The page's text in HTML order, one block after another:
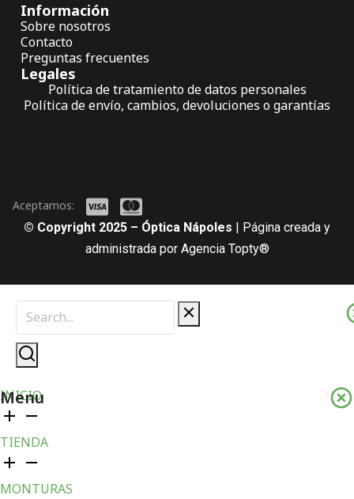
Información
Sobre nosotros
Contacto
Preguntas frecuentes
Legales
Política de tratamiento de datos personales
Política de envío, cambios, devoluciones o garantías
© Copyright 2025 – Óptica Nápoles | Página creada y
administrada por Agencia Topty®
Aceptamos:
Menu
INICIO
TIENDA
MONTURAS